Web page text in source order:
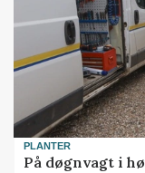
PLANTER
På døgnvagt i